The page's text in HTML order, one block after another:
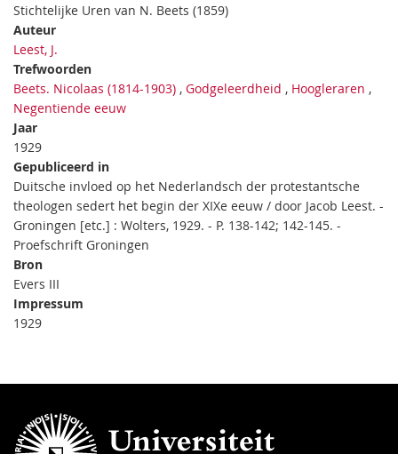
Stichtelijke Uren van N. Beets (1859)
Auteur
Leest, J.
Trefwoorden
Beets. Nicolaas (1814-1903) , Godgeleerdheid , Hoogleraren ,
Negentiende eeuw
Jaar
1929
Gepubliceerd in
Duitsche invloed op het Nederlandsch der protestantsche
theologen sedert het begin der XIXe eeuw / door Jacob Leest. -
Groningen [etc.] : Wolters, 1929. - P. 138-142; 142-145. -
Proefschrift Groningen
Bron
Evers III
Impressum
1929